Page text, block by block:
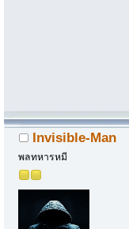
Invisible-Man
พลทหารหมี